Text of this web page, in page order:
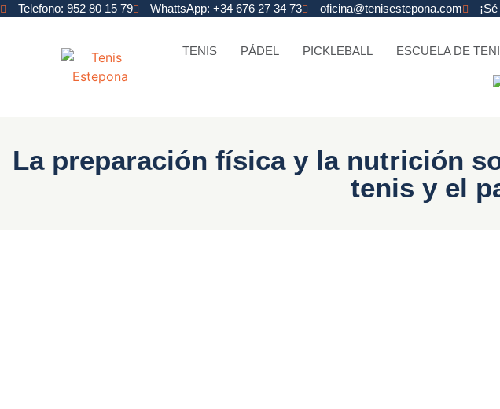
Telefono: 952 80 15 79 WhattsApp: +34 676 27 34 73 oficina@tenisestepona.com
TENIS PÁDEL PICKLEBALL ESCUELA DE
La preparación física y la nutrición
tenis y el